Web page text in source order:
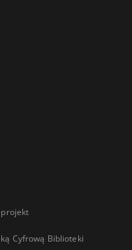
Cyfrową Biblioteki